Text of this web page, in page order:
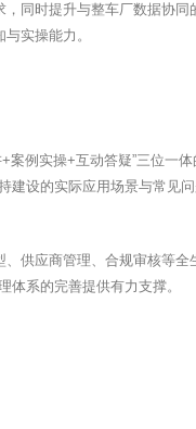
同时提升与整车厂数据协同
实操能力。
例实操+互动答疑”三位一
设的实际应用场景与常见
供应商管理、合规审核等全
系的完善提供有力支撑。